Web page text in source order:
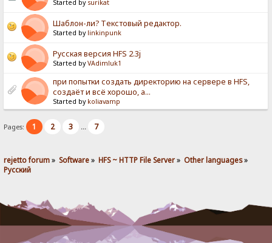
Started by surikat
Шаблон-ли? Текстовый редактор.
Started by linkinpunk
Русская версия HFS 2.3j
Started byVAdimluk1
при попытки создать директорию на сервере в HFS,
создаёт и всё хорошо, а...
Started by koliavamp
Pages: 1 2 3 ... 7
rejetto forum» Software» HFS ~ HTTP File Server» Other languages»
Pусский